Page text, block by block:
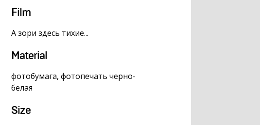
Film
А зори здесь тихие...
Material
фотобумага, фотопечать черно-
белая
Size